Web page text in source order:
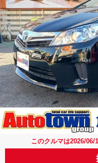
このクルマは2026/06/